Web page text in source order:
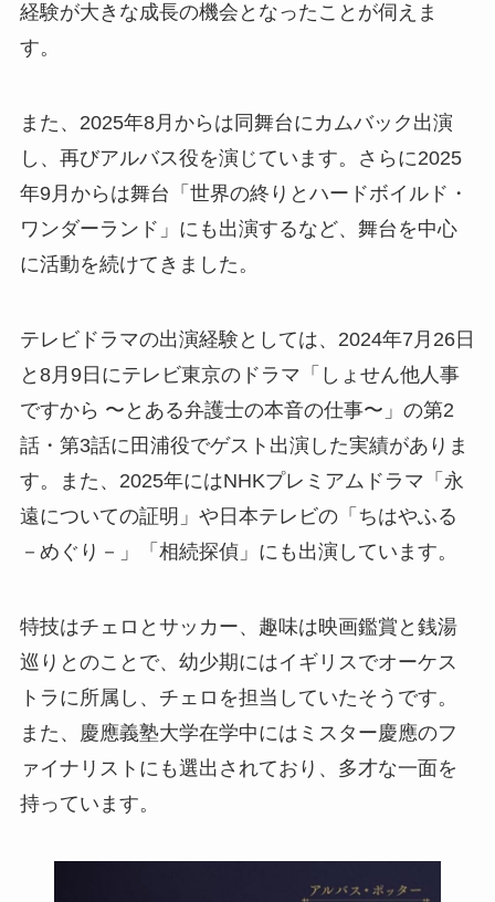
経験が大きな成長の機会となったことが伺えま
す。
また、2025年8月からは同舞台にカムバック出演
し、再びアルバス役を演じています。さらに2025
年9月からは舞台「世界の終りとハードボイルド・
ワンダーランド」にも出演するなど、舞台を中心
に活動を続けてきました。
テレビドラマの出演経験としては、2024年7月26日
と8月9日にテレビ東京のドラマ「しょせん他人事
ですから 〜とある弁護士の本音の仕事〜」の第2
話・第3話に田浦役でゲスト出演した実績がありま
す。また、2025年にはNHKプレミアムドラマ「永
遠についての証明」や日本テレビの「ちはやふる
－めぐり－」「相続探偵」にも出演しています。
特技はチェロとサッカー、趣味は映画鑑賞と銭湯
巡りとのことで、幼少期にはイギリスでオーケス
トラに所属し、チェロを担当していたそうです。
また、慶應義塾大学在学中にはミスター慶應のフ
ァイナリストにも選出されており、多才な一面を
持っています。